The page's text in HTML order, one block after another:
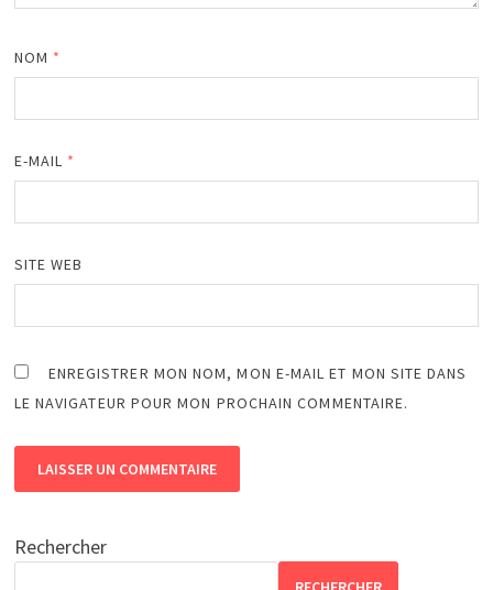
NOM *
E-MAIL *
SITE WEB
ENREGISTRER MON NOM, MON E-MAIL ET MON SITE DANS
LE NAVIGATEUR POUR MON PROCHAIN COMMENTAIRE.
Rechercher